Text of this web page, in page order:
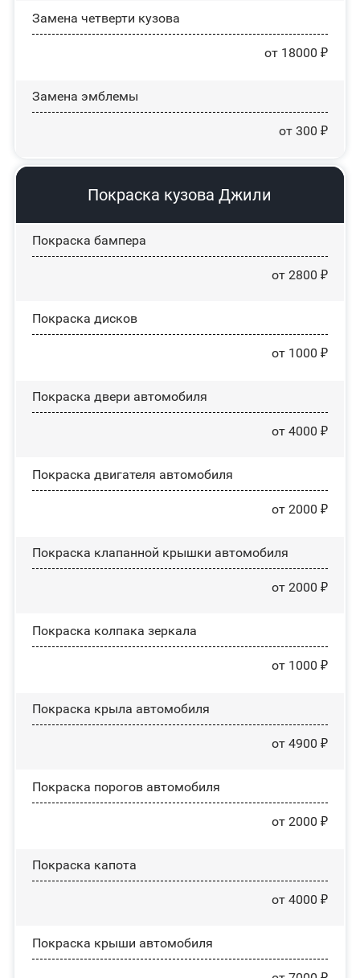
Замена четверти кузова
от 18000 ₽
Замена эмблемы
от 300 ₽
Покраска кузова Джили
Покраска бампера
от 2800 ₽
Покраска дисков
от 1000 ₽
Покраска двери автомобиля
от 4000 ₽
Покраска двигателя автомобиля
от 2000 ₽
Покраска клапанной крышки автомобиля
от 2000 ₽
Покраска колпака зеркала
от 1000 ₽
Покраска крыла автомобиля
от 4900 ₽
Покраска порогов автомобиля
от 2000 ₽
Покраска капота
от 4000 ₽
Покраска крыши автомобиля